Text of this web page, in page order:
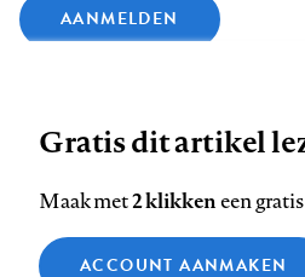
AANMELDEN
ons
op
ons
ons
ons
Contact Colofon Disclaimer
Zie onze cookie policy
Gratis dit artikel
Maak met2 klikkeneen
ACCOUNT AANMAKEN